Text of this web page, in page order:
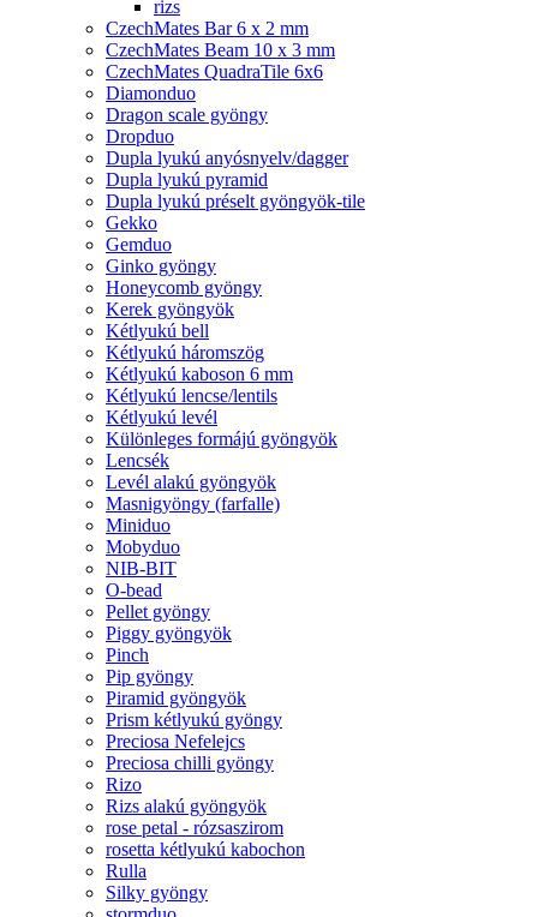
rizs
CzechMates Bar 6 x 2 mm
CzechMates Beam 10 x 3 mm
CzechMates QuadraTile 6x6
Diamonduo
Dragon scale gyöngy
Dropduo
Dupla lyukú anyósnyelv/dagger
Dupla lyukú pyramid
Dupla lyukú préselt gyöngyök-tile
Gekko
Gemduo
Ginko gyöngy
Honeycomb gyöngy
Kerek gyöngyök
Kétlyukú bell
Kétlyukú háromszög
Kétlyukú kaboson 6 mm
Kétlyukú lencse/lentils
Kétlyukú levél
Különleges formájú gyöngyök
Lencsék
Levél alakú gyöngyök
Masnigyöngy (farfalle)
Miniduo
Mobyduo
NIB-BIT
O-bead
Pellet gyöngy
Piggy gyöngyök
Pinch
Pip gyöngy
Piramid gyöngyök
Prism kétlyukú gyöngy
Preciosa Nefelejcs
Preciosa chilli gyöngy
Rizo
Rizs alakú gyöngyök
rose petal - rózsaszirom
rosetta kétlyukú kabochon
Rulla
Silky gyöngy